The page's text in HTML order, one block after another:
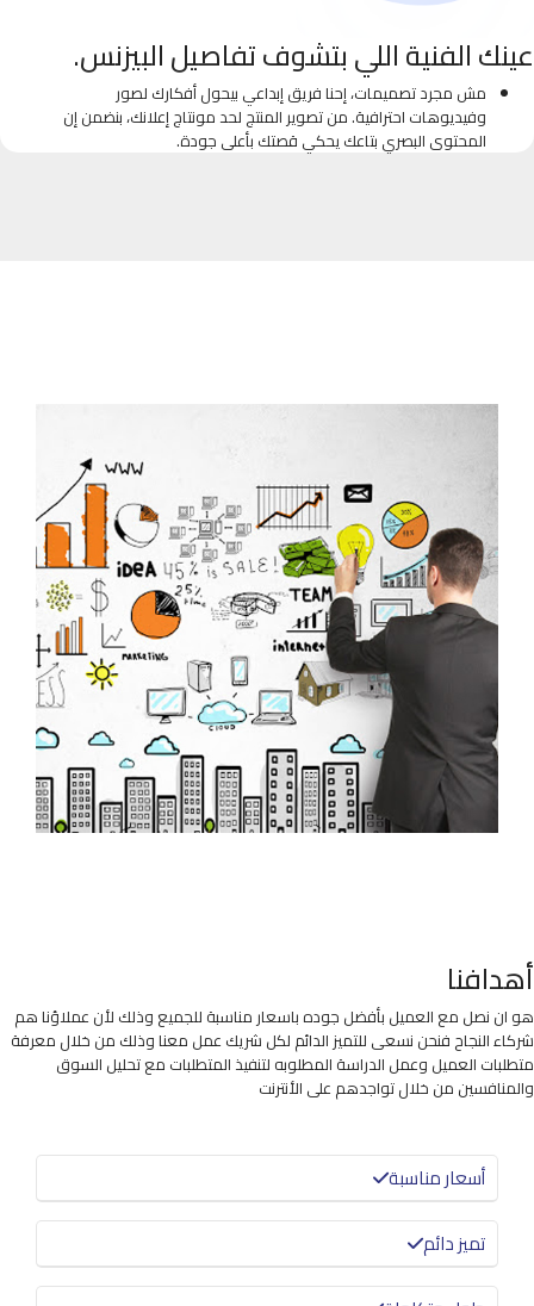
عينك الفنية اللي بتشوف تفاصيل البيزنس.
مش مجرد تصميمات، إحنا فريق إبداعي بيحول أفكارك لصور
وفيديوهات احترافية. من تصوير المنتج لحد مونتاج إعلانك، بنضمن إن
المحتوى البصري بتاعك يحكي قصتك بأعلى جودة.
أهدافنا
هو ان نصل مع العميل بأفضل جوده باسعار مناسبة للجميع وذلك لأن عملاؤنا هم
شركاء النجاح فنحن نسعى للتميز الدائم لكل شريك عمل معنا وذلك من خلال معرفة
متطلبات العميل وعمل الدراسة المطلوبه لتنفيذ المتطلبات مع تحليل السوق
والمنافسين من خلال تواجدهم على الأنترنت
أسعار مناسبة
تميز دائم